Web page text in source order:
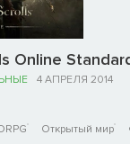
Online
4 АПРЕЛЯ 2014
Открытый мир